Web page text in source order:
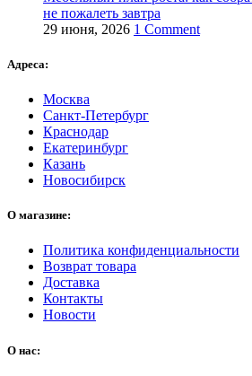
не пожалеть завтра
29 июня, 2026 1 Comment
Адреса:
Москва
Санкт-Петербург
Краснодар
Екатеринбург
Казань
Новосибирск
О магазине:
Политика конфиденциальности
Возврат товара
Доставка
Контакты
Новости
О нас: